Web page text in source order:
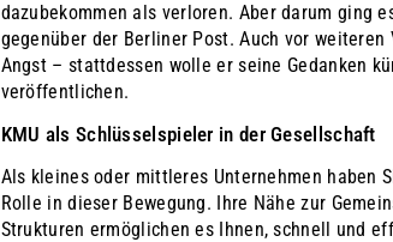
dazubekommen als verloren. Aber darum ging
gegenüber der Berliner Post. Auch vor weiteren
Angst – stattdessen wolle er seine Gedanken
veröffentlichen.
KMU als Schlüsselspieler in der Gesellschaft
Als kleines oder mittleres Unternehmen haben
Rolle in dieser Bewegung. Ihre Nähe zur
Strukturen ermöglichen es Ihnen, schnell und